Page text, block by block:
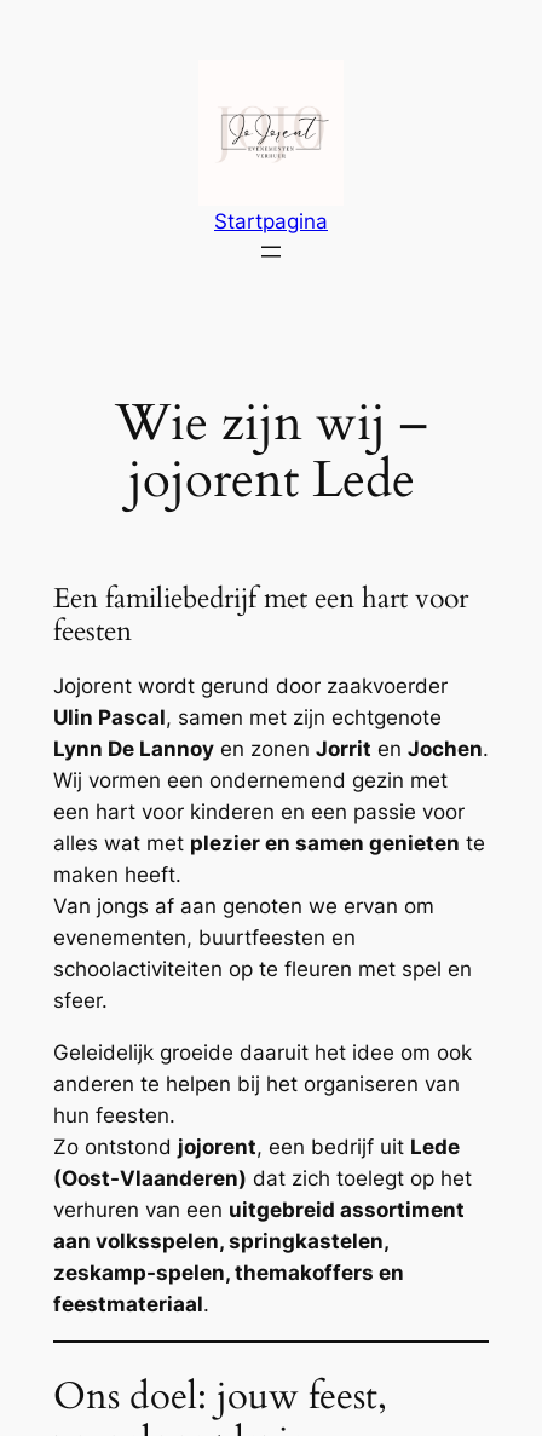
Startpagina
Wie zijn wij –
jojorent Lede
Een familiebedrijf met een hart voor
feesten
Jojorent wordt gerund door zaakvoerder
Ulin Pascal, samen met zijn echtgenote
Lynn De Lannoyen zonen Jorrit en Jochen.
Wij vormen een ondernemend gezin met
een hart voor kinderen en een passie voor
alles wat met plezier en samen genieten te
maken heeft.
Van jongs af aan genoten we ervan om
evenementen, buurtfeesten en
schoolactiviteiten op te fleuren met spel en
sfeer.
Geleidelijk groeide daaruit het idee om ook
anderen te helpen bij het organiseren van
hun feesten.
Zo ontstond jojorent, een bedrijf uit Lede
(Oost-Vlaanderen) dat zich toelegt op het
verhuren van een uitgebreid assortiment
aan volksspelen, springkastelen,
zeskamp-spelen, themakoffers en
feestmateriaal.
Ons doel: jouw feest,